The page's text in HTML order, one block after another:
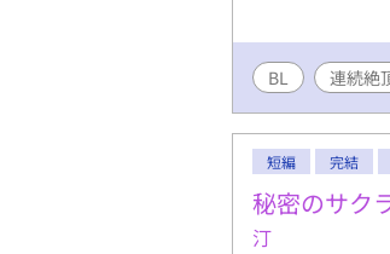
BL 連続絶
短編 完結
秘密のサク
汀